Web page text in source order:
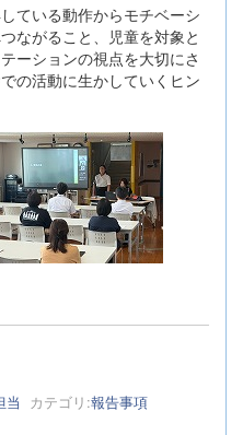
ている動作からモチベーシ
ながること、児童を対象と
ーションの視点を大切にさ
の活動に生かしていくヒン
当 カテゴリ:報告事項